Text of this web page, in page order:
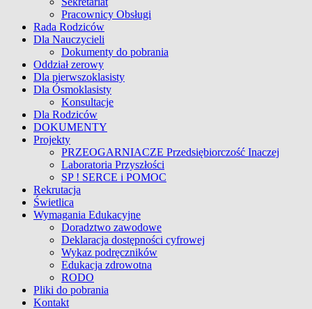
Pracownicy Obsługi
Rada Rodziców
Dla Nauczycieli
Dokumenty do pobrania
Oddział zerowy
Dla pierwszoklasisty
Dla Ósmoklasisty
Konsultacje
Dla Rodziców
DOKUMENTY
Projekty
PRZEOGARNIACZE Przedsiębiorczość Inaczej
Laboratoria Przyszłości
SP ! SERCE i POMOC
Rekrutacja
Świetlica
Wymagania Edukacyjne
Doradztwo zawodowe
Deklaracja dostępności cyfrowej
Wykaz podręczników
Edukacja zdrowotna
RODO
Pliki do pobrania
Kontakt